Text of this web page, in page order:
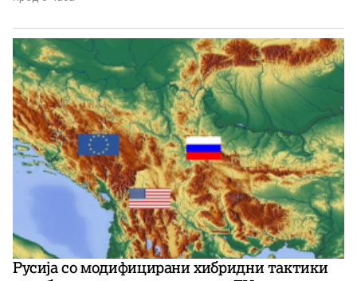
Русија со модифицирани хибридни тактики